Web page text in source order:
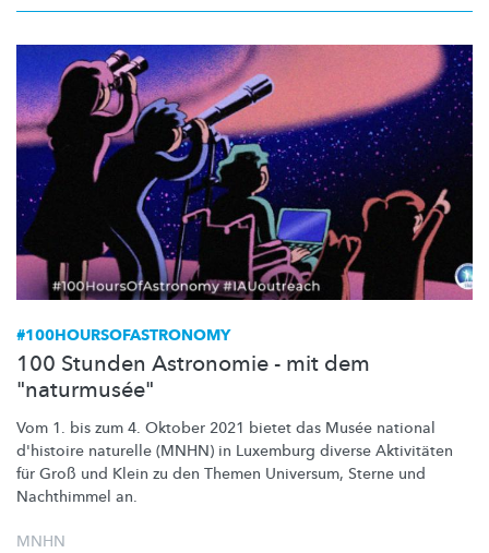
#100HOURSOFASTRONOMY
100 Stunden Astronomie - mit dem
"naturmusée"
Vom 1. bis zum 4. Oktober 2021 bietet das Musée national
d'histoire naturelle (MNHN) in Luxemburg diverse Aktivitäten
für Groß und Klein zu den Themen Universum, Sterne und
Nachthimmel an.
MNHN